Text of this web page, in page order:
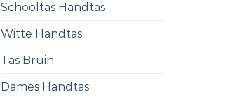
Schooltas Handtas
Witte Handtas
Tas Bruin
Dames Handtas